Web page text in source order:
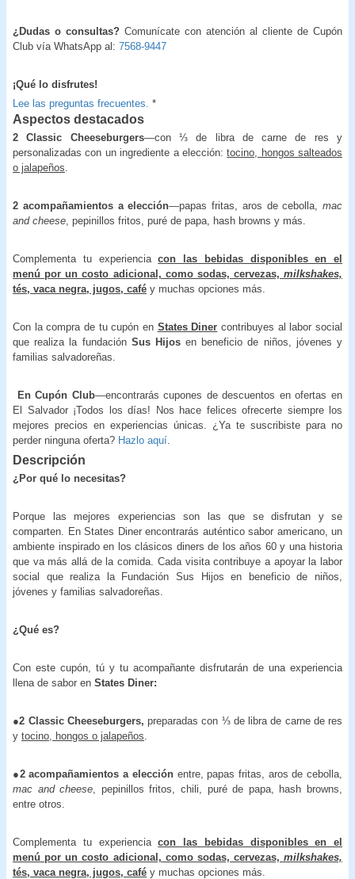
¿Dudas o consultas? Comunícate con atención al cliente de Cupón
Club vía WhatsApp al: 7568-9447
¡Qué lo disfrutes!
Lee las preguntas frecuentes. *
Aspectos destacados
2 Classic Cheeseburgers—con ⅓ de libra de carne de res y
personalizadas con un ingrediente a elección:tocino, hongos salteados
o jalapeños
2 acompañamientos a elección—papas fritas, aros de cebolla,
mac
and cheese , pepinillos fritos, puré de papa, hash browns y más.
Complementa tu experienciacon las bebidas disponibles en el
menú por un costo adicional, como sodas, cervezas, milkshakes,
tés, vaca negra, jugos, café y muchas opciones más.
Con la compra de tu cupón en States Diner contribuyes al labor social
que realiza la fundación Sus Hijosen beneficio de niños, jóvenes y
familias salvadoreñas.
En Cupón Club—encontrarás cupones de descuentos en ofertas en
El Salvador ¡Todos los días! Nos hace felices ofrecerte siempre los
mejores precios en experiencias únicas. ¿Ya te suscribiste para no
perder ninguna oferta? Hazlo aquí
Descripción
¿Por qué lo necesitas?
Porque las mejores experiencias son las que se disfrutan y se
comparten. En States Diner encontrarás auténtico sabor americano, un
ambiente inspirado en los clásicos diners de los años 60 y una historia
que va más allá de la comida. Cada visita contribuye a apoyar la labor
social que realiza la Fundación Sus Hijos en beneficio de niños,
jóvenes y familias salvadoreñas.
¿Qué es?
Con este cupón, tú y tu acompañante disfrutarán de una experiencia
llena de sabor en States Diner:
●2 Classic Cheeseburgers, preparadas con ⅓ de libra de carne de res
y tocino, hongos o jalapeños
●2 acompañamientos a elección entre, papas fritas, aros de cebolla,
mac and cheese , pepinillos fritos, chili, puré de papa, hash browns,
entre otros.
Complementa tu experienciacon las bebidas disponibles en el
menú por un costo adicional, como sodas, cervezas, milkshakes,
tés, vaca negra, jugos, café y muchas opciones más.